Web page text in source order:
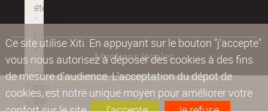
Ce site utilise Xiti. En appuyant sur le bouton "j'accepte"
vous nous autorisez à déposer des cookies à des fins
de mesure d'audience. L'acceptation du dépot de
cookies, est notre unique moyen pour améliorer votre
Mentions légales